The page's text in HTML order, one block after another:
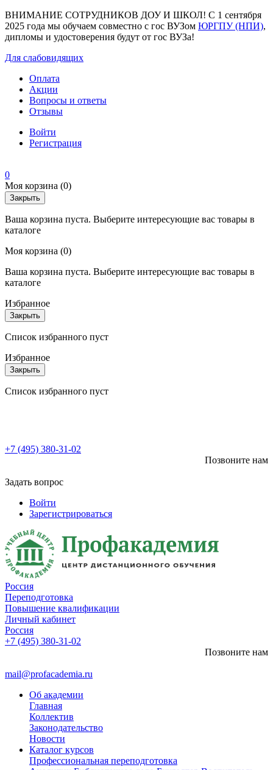
ВНИМАНИЕ СОТРУДНИКОВ ДОУ И ШКОЛ! С 1 сентября
2025 года мы обучаем совместно с гос ВУЗом ЮРГПУ (НПИ),
дипломы и удостоверения будут от гос ВУЗа!
Для слабовидящих
Оплата
Акции
Вопросы и ответы
Отзывы
Войти
Регистрация
0
Моя корзина (0)
Закрыть
Ваша корзина пуста. Выберите интересующие вас товары в
каталоге
Моя корзина (0)
Ваша корзина пуста. Выберите интересующие вас товары в
каталоге
Избранное
Закрыть
Список избранного пуст
Избранное
Закрыть
Список избранного пуст
+7 (495) 380-31-02
Позвоните нам
Задать вопрос
Войти
Зарегистрироваться
Россия
Переподготовка
Повышение квалификации
Личный кабинет
Россия
+7 (495) 380-31-02
Позвоните нам
mail@profacademia.ru
Об академии
Главная
Коллектив
Законодательство
Новости
Каталог курсов
Профессиональная переподготовка